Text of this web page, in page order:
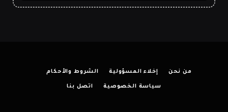
من نحن إخلاء المسؤولية الشروط والأحكام
سياسة الخصوصية اتصل بنا